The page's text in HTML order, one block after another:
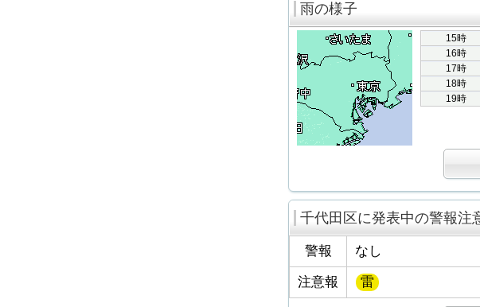
雨の様子
15時
16時
17時
18時
19時
千代田区に発表中の警報注
警報 なし
注意報 雷